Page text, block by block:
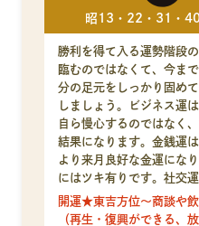
昭13・22・31・
勝利を得て入る運勢階段
臨むのではなくて、今ま
分の足元をしっかり固め
しましょう。ビジネス運
自ら慢心するのではなく
結果になります。金銭運
より来月良好な金運にな
にはツキ有りです。社交
開運★東吉方位～商談や飲
（再生・復興ができる、